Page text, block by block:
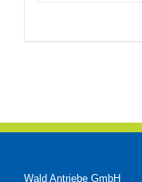
Wald Antriebe GmbH